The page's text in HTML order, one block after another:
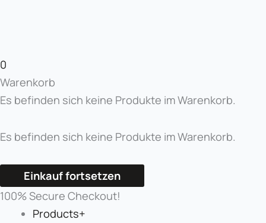
0
Warenkorb
Es befinden sich keine Produkte im Warenkorb.
Es befinden sich keine Produkte im Warenkorb.
Einkauf fortsetzen
100% Secure Checkout!
Products+